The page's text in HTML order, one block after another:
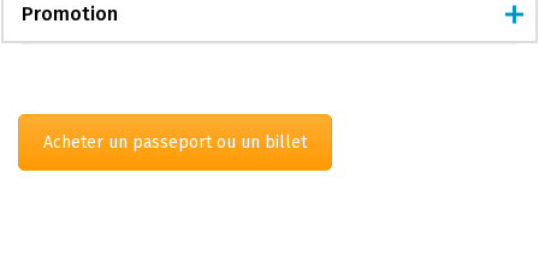
Promotion
Acheter un passeport ou un billet